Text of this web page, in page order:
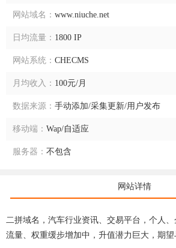
网站域名： www.niuche.net
日均流量： 1800 IP
网站系统： CHECMS
月均收入： 100元/月
数据来源： 手动添加/采集更新/用户发布
移动端： Wap/自适应
服务器： 不包含
网站详情
二拼域名，汽车行业资讯、交易平台，个人、
流量、权重缓步增加中，升值潜力巨大，期望